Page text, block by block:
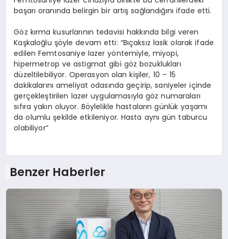
başarı oranında belirgin bir artış sağlandığını ifade etti.
Göz kırma kusurlarının tedavisi hakkında bilgi veren
Kaşkaloğlu şöyle devam etti: “Bıçaksız lasik olarak ifade
edilen Femtosaniye lazer yöntemiyle, miyopi,
hipermetrop ve astigmat gibi göz bozuklukları
düzeltilebiliyor. Operasyon olan kişiler, 10 – 15
dakikalarını ameliyat odasında geçirip, saniyeler içinde
gerçekleştirilen lazer uygulamasıyla göz numaraları
sıfıra yakın oluyor. Böylelikle hastaların günlük yaşamı
da olumlu şekilde etkileniyor. Hasta aynı gün taburcu
olabiliyor”
Benzer Haberler